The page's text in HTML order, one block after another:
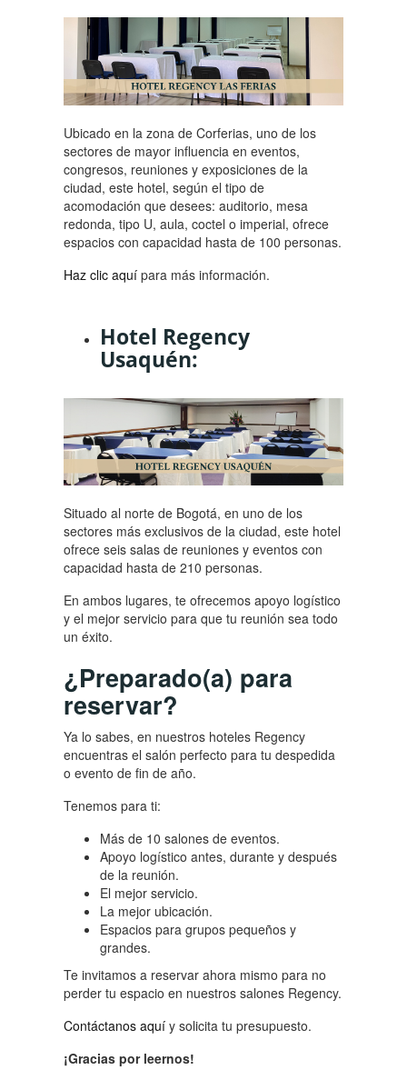
Ubicado en la zona de Corferias, uno de los
sectores de mayor influencia en eventos,
congresos, reuniones y exposiciones de la
ciudad, este hotel, según el tipo de
acomodación que desees: auditorio, mesa
redonda, tipo U, aula, coctel o imperial, ofrece
espacios con capacidad hasta de 100 personas.
Haz clic aquí para más información.
Hotel Regency
Usaquén:
Situado al norte de Bogotá, en uno de los
sectores más exclusivos de la ciudad, este hotel
ofrece seis salas de reuniones y eventos con
capacidad hasta de 210 personas.
En ambos lugares, te ofrecemos apoyo logístico
y el mejor servicio para que tu reunión sea todo
un éxito.
¿Preparado(a) para
reservar?
Ya lo sabes, en nuestros hoteles Regency
encuentras el salón perfecto para tu despedida
o evento de fin de año.
Tenemos para ti:
Más de 10 salones de eventos.
Apoyo logístico antes, durante y después
de la reunión.
El mejor servicio.
La mejor ubicación.
Espacios para grupos pequeños y
grandes.
Te invitamos a reservar ahora mismo para no
perder tu espacio en nuestros salones Regency.
Contáctanos aquí y solicita tu presupuesto.
¡Gracias por leernos!